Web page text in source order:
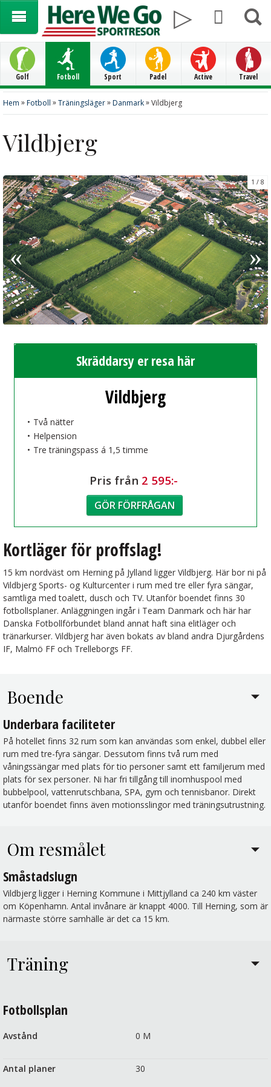
Golf Fotboll Sport Padel Active Travel
Hem »Fotboll »Träningsläger»Danmark»Vildbjerg
Vildbjerg
1 8
Skräddarsy er resa här
Vildbjerg
Två nätter
Helpension
Tre träningspass á 1,5 timme
Pris från 2 595:-
GÖR FÖRFRÅGAN
Kortläger för proffslag!
15 km nordväst om Herning på Jylland ligger Vildbjerg. Här bor ni på
Vildbjerg Sports- og Kulturcenter i rum med tre eller fyra sängar,
samtliga med toalett, dusch och TV. Utanför boendet finns 30
fotbollsplaner. Anläggningen ingår i Team Danmark och här har
Danska Fotbollförbundet bland annat haft sina elitläger och
tränarkurser. Vildbjerg har även bokats av bland andra Djurgårdens
IF, Malmö FF och Trelleborgs FF.
Boende
Underbara faciliteter
På hotellet finns 32 rum som kan användas som enkel, dubbel eller
rum med tre-fyra sängar. Dessutom finns två rum med
våningssängar med plats för tio personer samt ett familjerum med
plats för sex personer. Ni har fri tillgång till inomhuspool med
bubbelpool, vattenrutschbana, SPA, gym och tennisbanor. Direkt
utanför boendet finns även motionsslingor med träningsutrustning.
Om resmålet
Småstadslugn
Vildbjerg ligger i Herning Kommune i Mittjylland ca 240 km väster
om Köpenhamn. Antal invånare är knappt 4000. Till Herning, som är
närmaste större samhälle är det ca 15 km.
Träning
Fotbollsplan
Avstånd 0 M
Antal planer 30